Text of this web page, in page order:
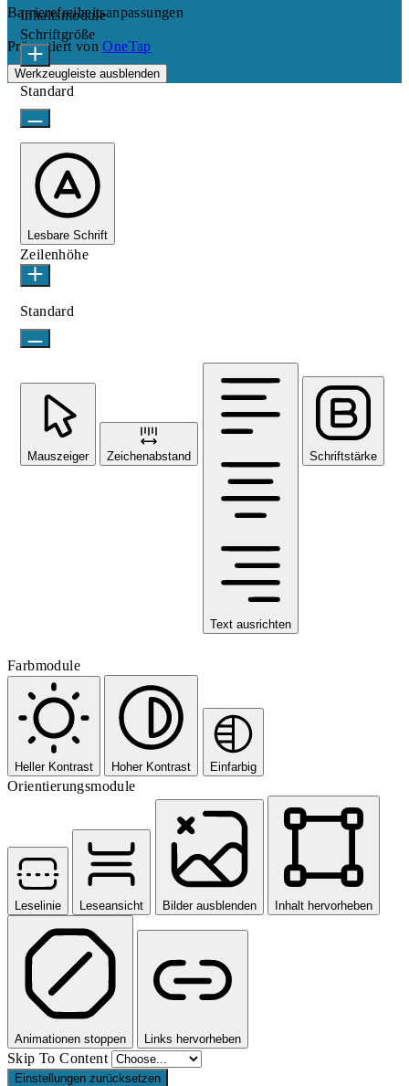
Barrierefreiheitsanpassungen
Präsentiert vonOneTap
Werkzeugleiste ausblenden
Inhaltsmodule
Schriftgröße
Standard
Lesbare Schrift
Zeilenhöhe
Standard
Mauszeiger Zeichenabstand
Text ausrichten
Schriftstärke
Farbmodule
Heller Kontrast Hoher Kontrast Einfarbig
Orientierungsmodule
Leselinie Leseansicht Bilder ausblenden Inhalt hervorheben
Animationen stoppen Links hervorheben
Skip To Content
Einstellungen zurücksetzen